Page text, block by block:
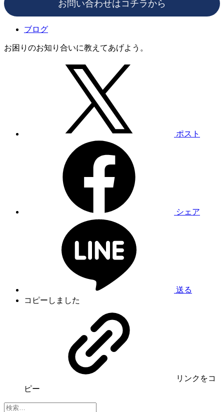
お問い合わせはコチラから
ブログ
お困りのお知り合いに教えてあげよう。
ポスト
シェア
送る
コピーしました
リンク をコ
ピー
検